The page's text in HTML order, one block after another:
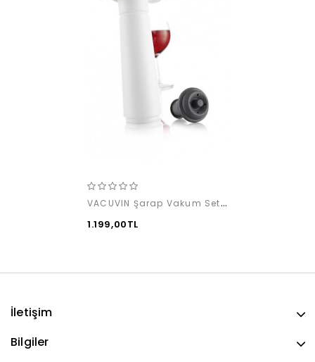
VACUVIN Şarap Vakum Seti / Beyaz (1 pompa + 1 tıpa)
1.199,00TL
İletişim
Bilgiler